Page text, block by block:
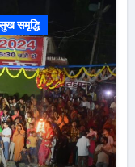
समृद्धि